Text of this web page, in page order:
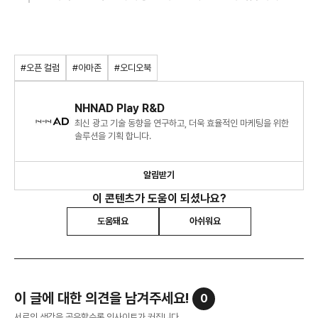
#오픈 컬럼 #아마존 #오디오북
NHNAD Play R&D
최신 광고 기술 동향을 연구하고, 더욱 효율적인 마케팅을 위한
솔루션을 기획 합니다.
알림받기
이 콘텐츠가 도움이 되셨나요?
도움돼요 아쉬워요
이 글에 대한 의견을 남겨주세요! 0